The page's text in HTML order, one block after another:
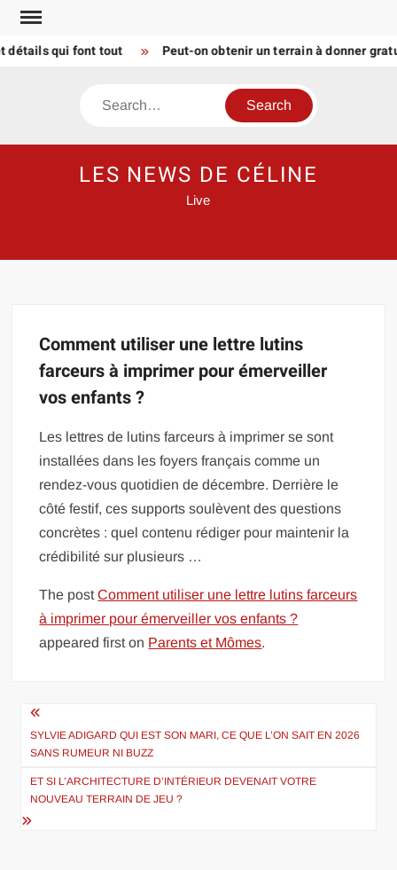
Skip
contentqui font tout Peut-on obtenir un terrain à donner
Search
LES NEWS DE CÉLINE
Live
Comment utiliser une lettre lutins
farceurs à imprimer pour émerveiller
vos enfants ?
Les lettres de lutins farceurs à imprimer se sont
installées dans les foyers français comme un
rendez-vous quotidien de décembre. Derrière le
côté festif, ces supports soulèvent des questions
concrètes : quel contenu rédiger pour maintenir la
crédibilité sur plusieurs …
The postComment utiliser une lettre lutins farceurs
à imprimer pour émerveiller vos enfants ?
appeared first on Parents et Mômes.
Navigation
de
l’article
SYLVIE ADIGARD QUI EST SON MARI, CE QUE L’ON SAIT EN 2026
SANS RUMEUR NI BUZZ
ET SI L’ARCHITECTURE D’INTÉRIEUR DEVENAIT VOTRE
NOUVEAU TERRAIN DE JEU ?